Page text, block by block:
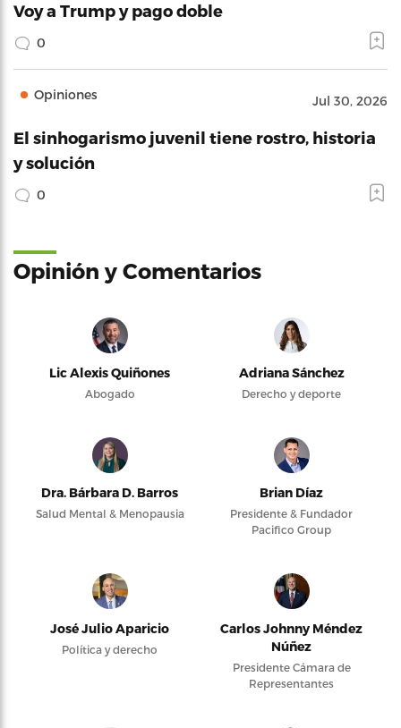
Voy a Trump y pago doble
0
Opiniones Jul 30, 2026
El sinhogarismo juvenil tiene rostro, historia
y solución
0
Opinión y Comentarios
Lic Alexis Quiñones
Abogado
Adriana Sánchez
Derecho y deporte
Dra. Bárbara D. Barros
Salud Mental & Menopausia
Brian Díaz
Presidente & Fundador
Pacifico Group
José Julio Aparicio
Política y derecho
Carlos Johnny Méndez
Núñez
Presidente Cámara de
Representantes